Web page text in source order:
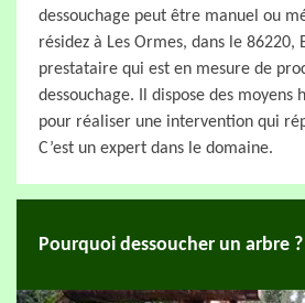
dessouchage peut être manuel ou
résidez à Les Ormes, dans le 86220,
prestataire qui est en mesure de
dessouchage. Il dispose des moyens
pour réaliser une intervention qui
C’est un expert dans le domaine.
Pourquoi dessoucher un arbre ?